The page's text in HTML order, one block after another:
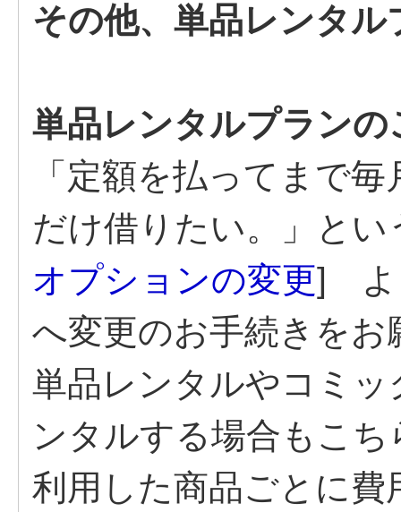
その他、単品レンタ
単品レンタルプランの
「定額を払ってまで
だけ借りたい。」と
オプションの変更] よ
へ変更のお手続きをお
単品レンタルやコミ
ンタルする場合もこ
利用した商品ごとに